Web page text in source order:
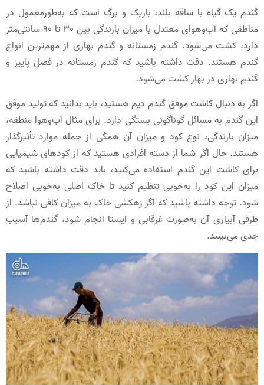
گندم یک گیاه با ساقه بلند، باریک و برگ است که به‌طورمعمول در
مناطقی که آب‌وهوای معتدل با میزان بارندگی بین 30 تا 90 سانتی‌متر
دارد، کشت می‌شود. گندم زمستانه و گندم بهاری از مهم‌ترین انواع
گندم هستند. دقت داشته باشید که گندم زمستانه در فصل پاییز و
گندم بهاری در بهار کشت می‌شود.
اگر به دنبال کاشت موفق گندم دیم هستید، باید بدانید که تولید موفق
این گندم به مسائل گوناگونی بستگی دارد. برای مثال آب‌وهوا منطقه،
میزان بارندگی، نوع کود و میزان آن همگی از جمله موارد تأثیرگذار
هستند. حال اگر شما از دسته افرادی هستید که از کودهای شیمیایی
برای کاشت این گندم استفاده می‌کنید، باید دقت داشته باشید که
میزان این کود را به‌خوبی تنظیم کنید تا خاک اصلی به‌خوبی اصلاح
شود. توجه داشته باشید که اگر زهکشی خاک به میزان کافی نباشد. از
طرفی آبیاری آن به‌صورت غرقابی و ایستا انجام شود، گندم‌ها آسیب
جدی می‌بینند.